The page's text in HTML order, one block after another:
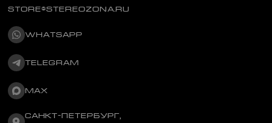
STORE@STEREOZONA.RU
WHATSAPP
TELEGRAM
MAX
САНКТ-ПЕТЕРБУРГ,